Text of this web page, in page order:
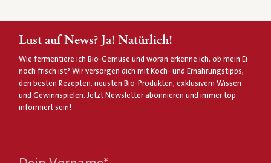
Lust auf News? Ja! Natürlich!
Wie fermentiere ich Bio-Gemüse und woran erkenne ich, ob mein Ei
noch frisch ist? Wir versorgen dich mit Koch- und Ernährungstipps,
den besten Rezepten, neusten Bio-Produkten, exklusivem Wissen
und Gewinnspielen. Jetzt Newsletter abonnieren und immer top
informiert sein!